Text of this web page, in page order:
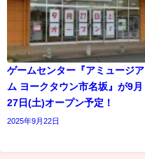
ゲームセンター『アミュージア
ム ヨークタウン市名坂』が9月
27日(土)オープン予定！
2025年9月22日